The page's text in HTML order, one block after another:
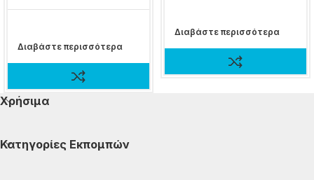
Διαβάστε περισσότερα
Διαβάστε περισσότερα
Χρήσιμα
Κατηγορίες Εκπομπών